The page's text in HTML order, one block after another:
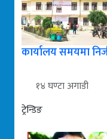
कार्यालय समयमा
१४ घण्टा अगाडी
ट्रेन्डिङ